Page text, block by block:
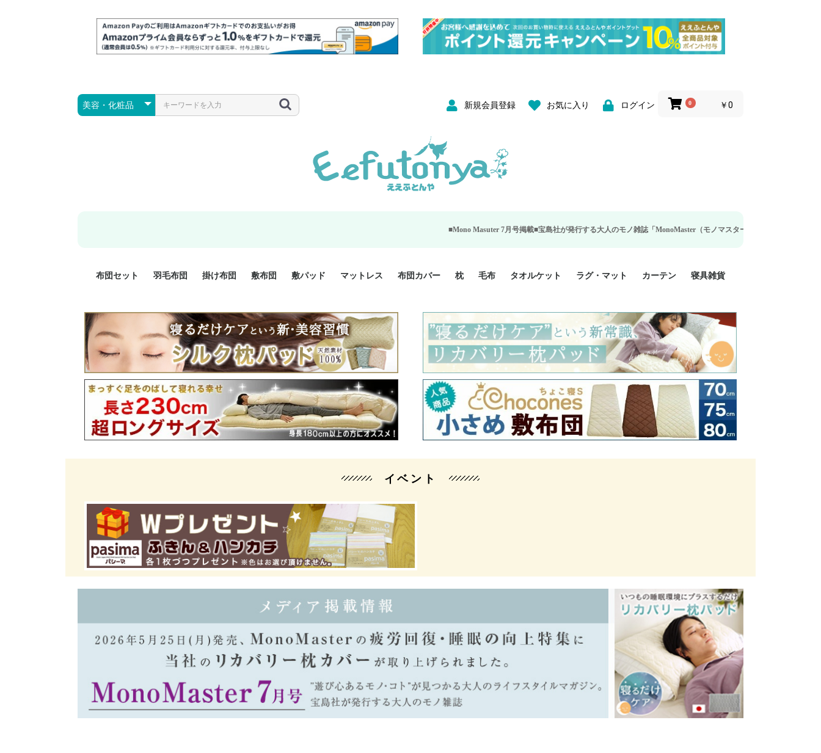
新規会員登録 お気に入り ログイン 0 ￥0
■Mono Masuter 7月号掲載■宝島社が発行する大人のモノ雑誌「MonoMaster（モノマスター）」の疲労回復・睡眠の向上特集に当社
布団セット
羽毛布団セット 2点セット
3点セット
4点セット
5点セット
6点セット
エクセルゴールド
ロイヤルゴールド
マザーダックダウン
小さい布団セット
大きい布団セット
掛け布団セット 2点セット
3点セット
4点セット
6点セット
敷布団セット 2点セット
3点セット
羽毛布団
プレミアムゴールド
ロイヤルゴールド
エクセルゴールド
ニューゴールド
マザーダックダウン
マザーグースダウン
スーパーロングサイズ
洗える羽毛布団
肌掛け布団
掛け布団
防ダニ掛け布団
洗える掛け布団
小さい掛け布団
大きい掛け布団
肌掛け布団
敷布団
防ダニ敷布団
小さい敷布団 70cm幅 ミニシングル
75cm幅 ショートセミシ
ングル
80cm幅 セミシングル
大きい敷布団
機能性敷布団
敷パッド
シングルサイズ敷パッド
小さい敷パッド
大きい敷パッド
シルク敷パッド
枕パッド
シルク枕パッド
除湿シート
接触冷感パッド
暖かパッド
ガーゼケット
オーガニックコットン
ベッドパッド
パッドセット
マットレス 布団カバー
掛け布団カバー ジュニア 掛け布団カバー
シングル 掛け布団カバー
シングルロング 掛け布団
カバー
セミダブル 掛け布団カバ
ー
ダブル 掛け布団カバー
ダブルロング 掛け布団カ
バー
クィーン 掛け布団カバー
暖か 掛け布団カバー
敷布団カバー ジュニア 敷布団カバー
セミシングル 敷布団カバ
ー
シングル 敷布団カバー
シングルロング 敷布団カ
バー
ダブル 敷布団カバー
枕カバー 35x50cm 枕カバー
43x63cm 枕カバー
50x70cm 枕カバー
シルク 枕カバー
BOXシーツ シングル BOXシーツ
シングルロング BOXシー
ツ
セミダブル BOXシーツ
ダブル BOXシーツ
スーパーロング BOXシー
ツ
防ダニカバー
クッションカバー
オーガニックコットン
カバーセット カバー2点セット
カバー3点セット
枕
小さめ 35×50cm
やや小さめ 35×55cm
普通 43×63cm
大きめ 50×70cm
パイプ枕
高反発枕
低反発枕
機能性枕・その他枕
毛布 タオルケット
ハーフサイズ
シングルサイズ
セミダブルサイズ
ダブルサイズ
接触冷感
天然素材 綿100%
ラグ・マット カーテン
既成カーテンのサイズ
遮光カーテン
レース・シアーカーテン
Disney ディズニーカーテ
ン
MOOMIN ムーミンカーテ
ン
PEANUTS ピーナツカー
テン (SNOOPY スヌーピ
ー)
寝具雑貨
美容・化粧品
シルク寝具・雑貨
HURONテクノロジー リ
カバリー寝具
ソファカバー
ひざ掛け
パジャマ
クッション
玄関・フロアーマット
ペット用ベッド
インテリア
その他寝具雑貨
イベント